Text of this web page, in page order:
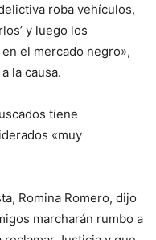
roba vehículos,
y luego los
el mercado negro»,
la causa.
tiene
«muy
Romina Romero, dijo
marcharán rumbo a